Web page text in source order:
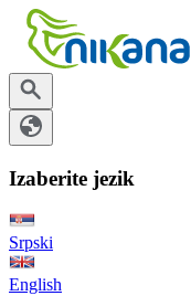
Izaberite jezik
Srpski
English